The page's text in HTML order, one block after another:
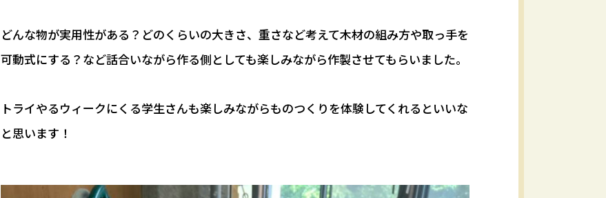
どんな物が実用性がある？どのくらいの大きさ、重さなど考えて木材の組み方や取っ手を
可動式にする？など話合いながら作る側としても楽しみながら作製させてもらいました。
トライやるウィークにくる学生さんも楽しみながらものつくりを体験してくれるといいな
と思います！